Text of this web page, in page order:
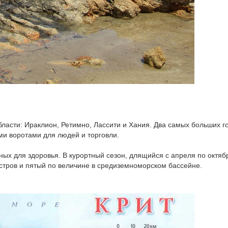
Ираклион, Ретимно, Лассити и Хания. Два самых больших
воротами для людей и торговли.
для здоровья. В курортный сезон, длящийся с апреля по
и пятый по величине в средиземноморском бассейне.